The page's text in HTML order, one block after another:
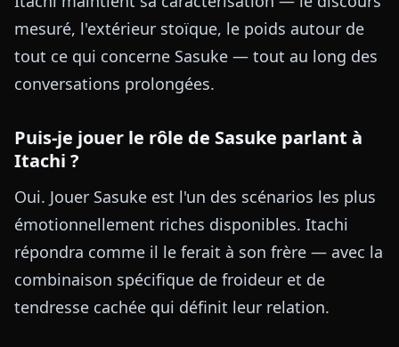
mesuré, l'extérieur stoïque, le poids autour de
tout ce qui concerne Sasuke — tout au long des
conversations prolongées.
Puis-je jouer le rôle de Sasuke parlant à
Itachi ?
Oui. Jouer Sasuke est l'un des scénarios les plus
émotionnellement riches disponibles. Itachi
répondra comme il le ferait à son frère — avec la
combinaison spécifique de froideur et de
tendresse cachée qui définit leur relation.